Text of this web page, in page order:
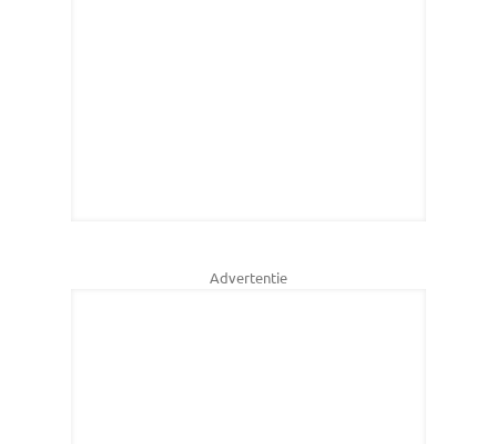
Advertentie